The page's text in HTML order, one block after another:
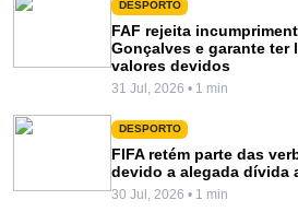
DESPORTO
FAF rejeita
Gonçalves e garante
valores devidos
31 Jul, 2026 • 1 min
DESPORTO
FIFA retém parte das
devido a alegada dívida
30 Jul, 2026 • 1 min